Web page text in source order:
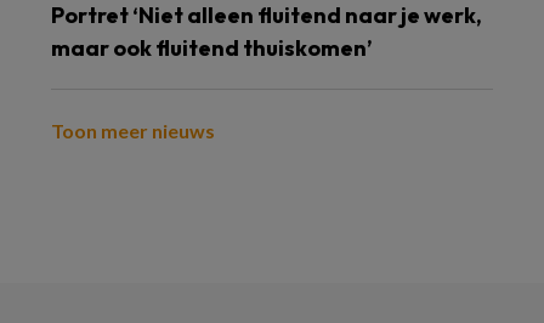
Portret ‘Niet alleen fluitend naar je werk,
maar ook fluitend thuiskomen’
Toon meer nieuws